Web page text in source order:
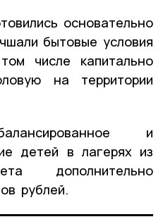
основательно
бытовые условия
числе капитально
на территории
и
детей в лагерях из
дополнительно
рублей.